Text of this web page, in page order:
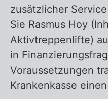
zusätzlicher
Sie Rasmus Hoy
Aktivtreppenlifte)
in
Voraussetzungen
Krankenkasse